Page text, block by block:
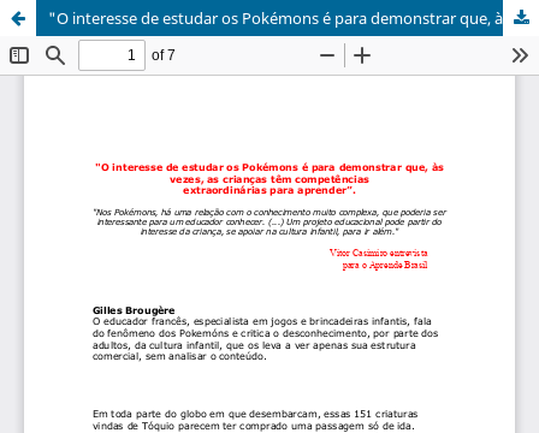
"O interesse de estudar os Pokémons é para demonstrar que, às vezes, as crianças têm competências extraordinárias para aprender”.